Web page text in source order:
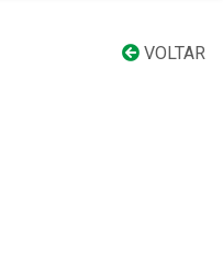
VOLTAR